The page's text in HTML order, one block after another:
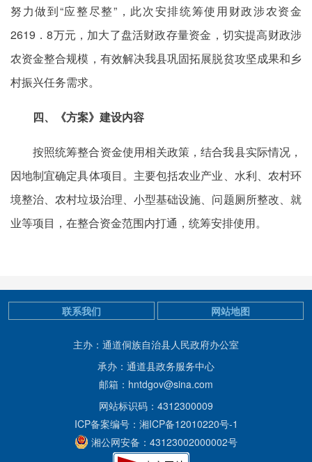
努力做到“应整尽整”，此次安排统筹使用财政涉农资金
2619．8万元，加大了盘活财政存量资金，切实提高财政涉
农资金整合规模，有效解决我县巩固拓展脱贫攻坚成果和乡
村振兴任务需求。
四、《方案》建设内容
按照统筹整合资金使用相关政策，结合我县实际情况，
因地制宜确定具体项目。主要包括农业产业、水利、农村环
境整治、农村垃圾治理、小型基础设施、问题厕所整改、就
业等项目，在整合资金范围内打通，统筹安排使用。
主办：通道侗族自治县人民政府办公室
承办：通道县政务服务中心
邮箱：hntdgov@sina.com
网站标识码：4312300009
ICP备案编号：湘ICP备12010220号-1
湘公网安备：43123002000002号
联系我们 网站地图